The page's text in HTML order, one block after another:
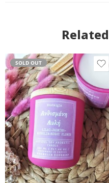
SOLD OUT